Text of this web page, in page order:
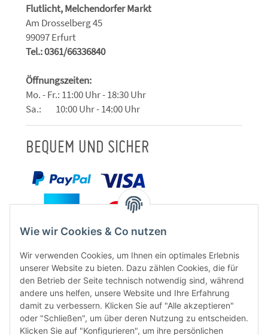
Flutlicht, Melchendorfer Markt
Am Drosselberg 45
99097 Erfurt
Tel.: 0361/66336840
Öffnungszeiten:
Mo. - Fr.: 11:00 Uhr - 18:30 Uhr
Sa.: 10:00 Uhr - 14:00 Uhr
BEQUEM UND SICHER
Wie wir Cookies & Co nutzen
Wir verwenden Cookies, um Ihnen ein optimales Erlebnis
unserer Website zu bieten. Dazu zählen Cookies, die für
den Betrieb der Seite technisch notwendig sind, während
andere uns helfen, unsere Website und Ihre Erfahrung
damit zu verbessern. Klicken Sie auf "Alle akzeptieren"
oder "Schließen", um über deren Nutzung zu entscheiden.
Klicken Sie auf "Konfigurieren", um ihre persönlichen